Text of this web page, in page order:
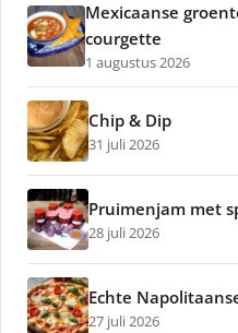
Mexicaanse
courgette
1 augustus 2026
Chip & Dip
31 juli 2026
Pruimenjam met
28 juli 2026
Echte
27 juli 2026